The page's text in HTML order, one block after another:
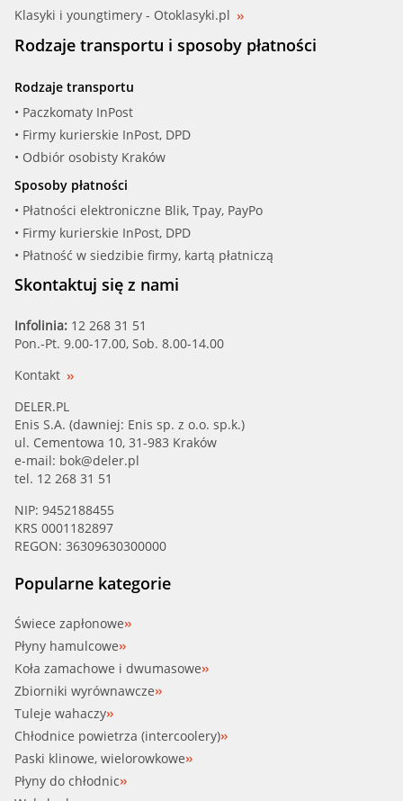
Klasyki i youngtimery - Otoklasyki.pl
Rodzaje transportu i sposoby płatności
Rodzaje transportu
• Paczkomaty InPost
• Firmy kurierskie InPost, DPD
• Odbiór osobisty Kraków
Sposoby płatności
• Płatności elektroniczne Blik, Tpay, PayPo
• Firmy kurierskie InPost, DPD
• Płatność w siedzibie firmy, kartą płatniczą
Skontaktuj się z nami
Infolinia: 12 268 31 51
Pon.-Pt. 9.00-17.00, Sob. 8.00-14.00
Kontakt
DELER.PL
Enis S.A. (dawniej: Enis sp. z o.o. sp.k.)
ul. Cementowa 10, 31-983 Kraków
e-mail: bok@deler.pl
tel. 12 268 31 51
NIP: 9452188455
KRS 0001182897
REGON: 36309630300000
Popularne kategorie
Świece zapłonowe
Płyny hamulcowe
Koła zamachowe i dwumasowe
Zbiorniki wyrównawcze
Tuleje wahaczy
Chłodnice powietrza (intercoolery)
Paski klinowe, wielorowkowe
Płyny do chłodnic